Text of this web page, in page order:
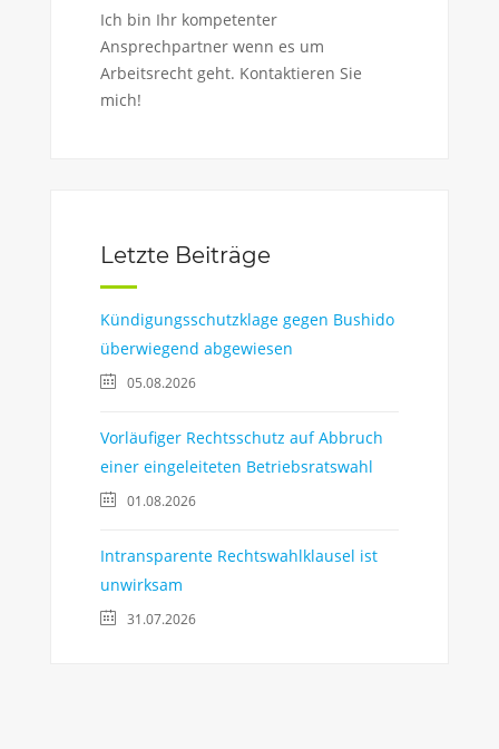
Ich bin Ihr kompetenter
Ansprechpartner wenn es um
Arbeitsrecht geht. Kontaktieren Sie
mich!
Letzte Beiträge
Kündigungsschutzklage gegen Bushido
überwiegend abgewiesen
05.08.2026
Vorläufiger Rechtsschutz auf Abbruch
einer eingeleiteten Betriebsratswahl
01.08.2026
Intransparente Rechtswahlklausel ist
unwirksam
31.07.2026